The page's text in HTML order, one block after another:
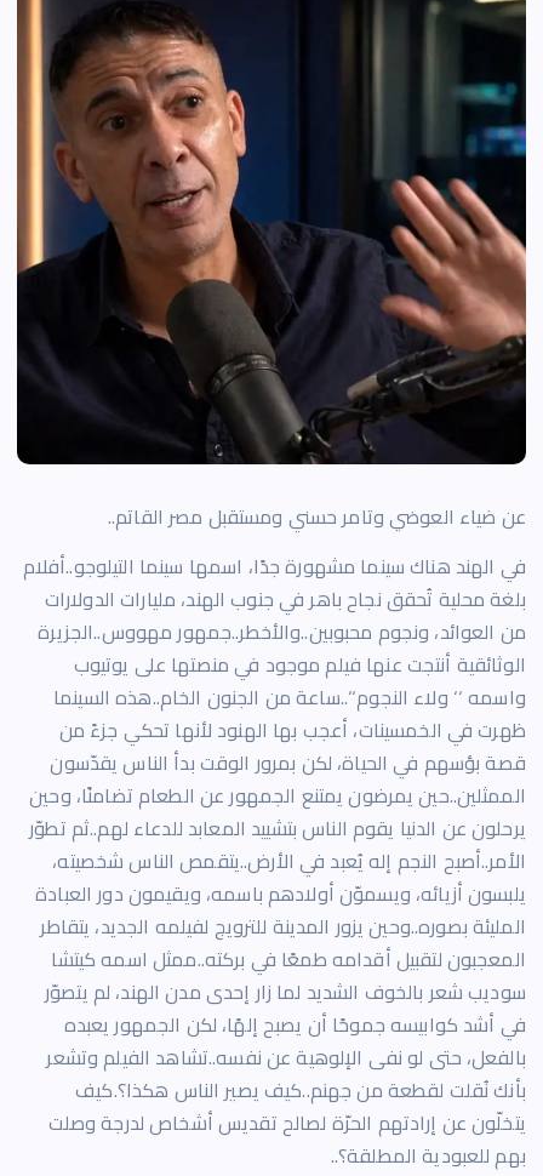
عن ضياء العوضي وتامر حسني ومستقبل مصر القاتم..
في الهند هناك سينما مشهورة جدًا، اسمها سينما التيلوجو..أفلام
بلغة محلية تُحقق نجاح باهر في جنوب الهند، مليارات الدولارات
من العوائد، ونجوم محبوبين..والأخطر..جمهور مهووس..الجزيرة
الوثائقية أنتجت عنها فيلم موجود في منصتها على يوتيوب
واسمه ‘‘ ولاء النجوم‘‘..ساعة من الجنون الخام..هذه السينما
ظهرت في الخمسينات، أعجب بها الهنود لأنها تحكي جزءً من
قصة بؤسهم في الحياة، لكن بمرور الوقت بدأ الناس يقدّسون
الممثلين..حين يمرضون يمتنع الجمهور عن الطعام تضامنًا، وحين
يرحلون عن الدنيا يقوم الناس بتشييد المعابد للدعاء لهم..ثم تطوّر
الأمر..أصبح النجم إله يُعبد في الأرض..يتقمص الناس شخصيته،
يلبسون أزيائه، ويسموّن أولادهم باسمه، ويقيمون دور العبادة
المليئة بصوره..وحين يزور المدينة للترويج لفيلمه الجديد، يتقاطر
المعجبون لتقبيل أقدامه طمعًا في بركته..ممثل اسمه كيتشا
سوديب شعر بالخوف الشديد لما زار إحدى مدن الهند، لم يتصوّر
في أشد كوابيسه جموحًا أن يصبح إلهًا، لكن الجمهور يعبده
بالفعل، حتى لو نفى الإلوهية عن نفسه..تشاهد الفيلم وتشعر
بأنك نُقلت لقطعة من جهنم..كيف يصير الناس هكذا؟.كيف
يتخلّون عن إرادتهم الحرّة لصالح تقديس أشخاص لدرجة وصلت
بهم للعبودية المطلقة؟..